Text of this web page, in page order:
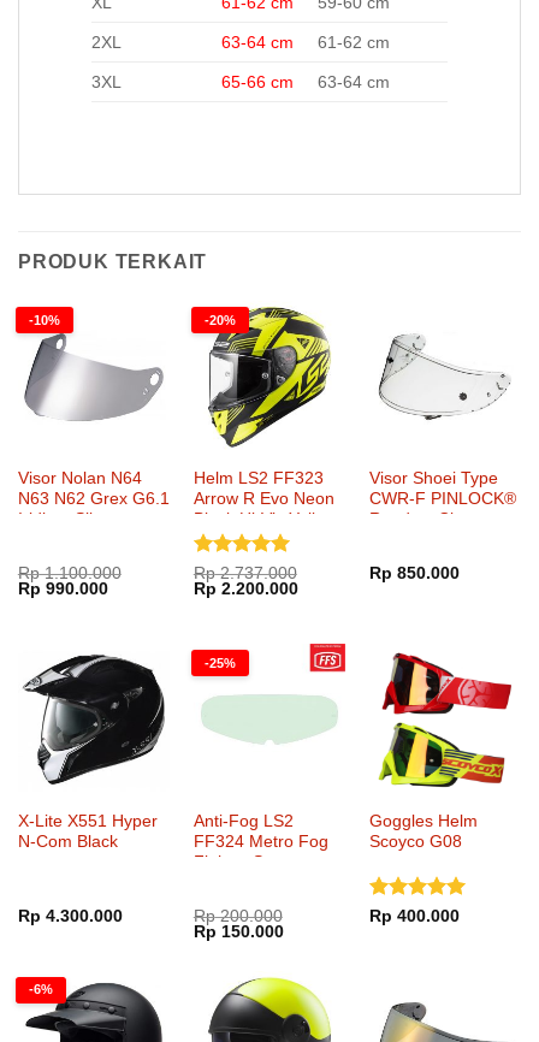
2XL 63-64 cm 61-62 cm
3XL 65-66 cm 63-64 cm
PRODUK TERKAIT
-10%
Visor Nolan N64
N63 N62 Grex G6.1
Iridium Silver
Rp1.100.000
Harga
aslinya
Rp 990.000Harga
Rp 990.000.
-20%
Helm LS2 FF323
Arrow R Evo Neon
Black Hi-Vis Yellow
Dinilai5
dari 5
Rp2.737.000
Harga
aslinya
Rp 2.200.000Harga
Rp 2.200.000.
Visor Shoei Type
CWR-F PINLOCK®
Ready – Clear
Rp 850.000
X-Lite X551 Hyper
N-Com Black
Rp 4.300.000
-25%
Anti-Fog LS2
FF324 Metro Fog
Fighter System
Rp200.000
Harga
aslinya
Rp 200.000.
Rp 150.000Harga
adalah:
Rp 150.000.
Goggles Helm
Scoyco G08
Dinilai5
Rp 400.000
-6%